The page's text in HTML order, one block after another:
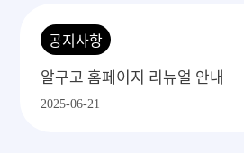
공지사항
알구고 1688주문 프로세스
2025-06-29